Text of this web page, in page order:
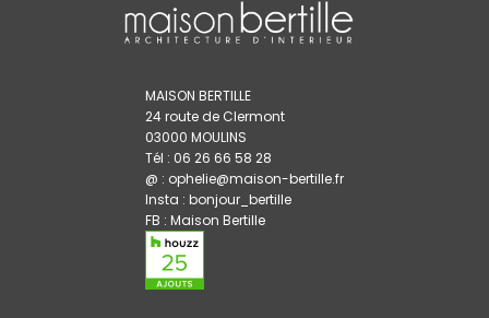
MAISON BERTILLE
24 route de Clermont
03000 MOULINS
Tél : 06 26 66 58 28
@ : ophelie@maison-bertille.fr
Insta : bonjour_bertille
FB : Maison Bertille